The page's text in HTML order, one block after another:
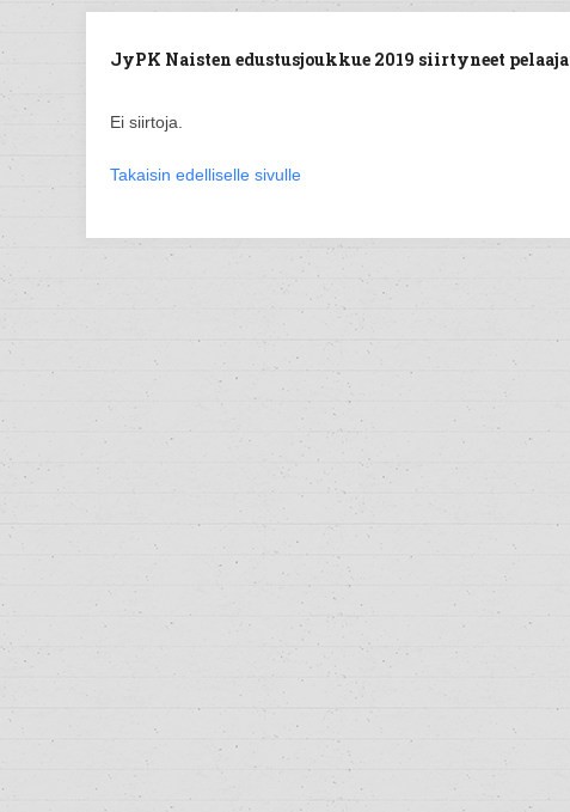
JyPK Naisten edustusjoukkue 2019 siirtyneet
Ei siirtoja.
Takaisin edelliselle sivulle